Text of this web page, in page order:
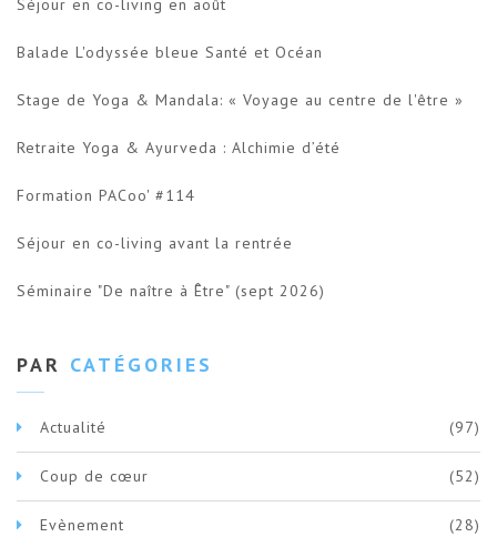
Séjour en co-living en août
Balade L'odyssée bleue Santé et Océan
Stage de Yoga & Mandala: « Voyage au centre de l'être »
Retraite Yoga & Ayurveda : Alchimie d’été
Formation PACoo' #114
Séjour en co-living avant la rentrée
Séminaire "De naître à Être" (sept 2026)
PAR CATÉGORIES
Actualité (97)
Coup de cœur (52)
Evènement (28)